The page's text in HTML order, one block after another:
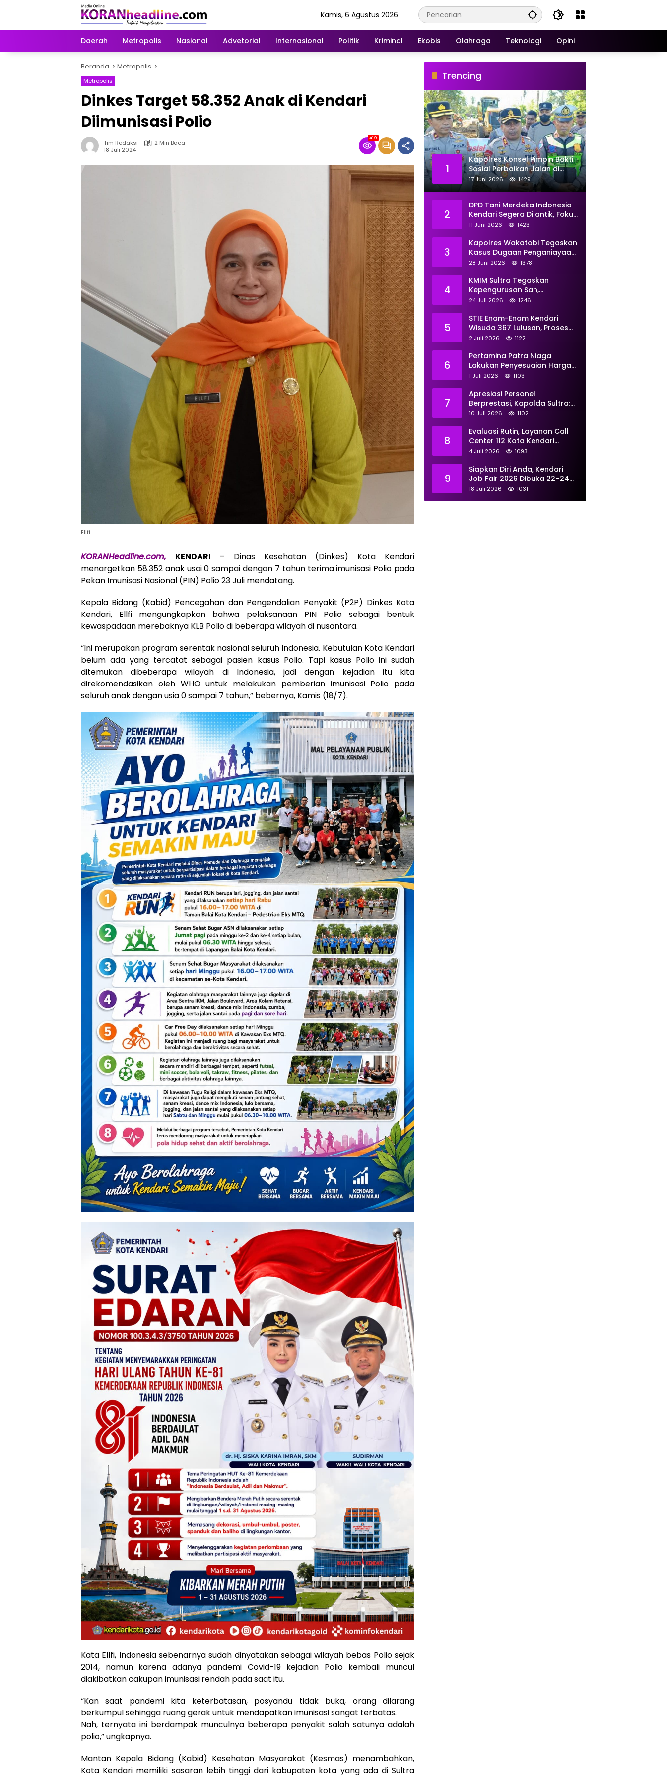
Kamis, 6 Agustus 2026
Daerah Metropolis Nasional Advetorial Internasional Politik Kriminal Ekobis Olahraga Teknologi Opini
Beranda Metropolis
Metropolis
Dinkes Target 58.352 Anak di Kendari
Diimunisasi Polio
Tim Redaksi
2 Min Baca
18 Juli 2024
419
Ellfi
KORANHeadline.com, KENDARI – Dinas Kesehatan (Dinkes) Kota Kendari
menargetkan 58.352 anak usai 0 sampai dengan 7 tahun terima imunisasi Polio pada
Pekan Imunisasi Nasional (PIN) Polio 23 Juli mendatang.
Kepala Bidang (Kabid) Pencegahan dan Pengendalian Penyakit (P2P) Dinkes Kota
Kendari, Ellfi mengungkapkan bahwa pelaksanaan PIN Polio sebagai bentuk
kewaspadaan merebaknya KLB Polio di beberapa wilayah di nusantara.
“Ini merupakan program serentak nasional seluruh Indonesia. Kebutulan Kota Kendari
belum ada yang tercatat sebagai pasien kasus Polio. Tapi kasus Polio ini sudah
ditemukan dibeberapa wilayah di Indonesia, jadi dengan kejadian itu kita
direkomendasikan oleh WHO untuk melakukan pemberian imunisasi Polio pada
seluruh anak dengan usia 0 sampai 7 tahun,” bebernya, Kamis (18/7).
Kata Ellfi, Indonesia sebenarnya sudah dinyatakan sebagai wilayah bebas Polio sejak
2014, namun karena adanya pandemi Covid-19 kejadian Polio kembali muncul
diakibatkan cakupan imunisasi rendah pada saat itu.
“Kan saat pandemi kita keterbatasan, posyandu tidak buka, orang dilarang
berkumpul sehingga ruang gerak untuk mendapatkan imunisasi sangat terbatas.
Nah, ternyata ini berdampak munculnya beberapa penyakit salah satunya adalah
polio,” ungkapnya.
Mantan Kepala Bidang (Kabid) Kesehatan Masyarakat (Kesmas) menambahkan,
Kota Kendari memiliki sasaran lebih tinggi dari kabupaten kota yang ada di Sultra
Trending
1
Kapolres Konsel Pimpin Bakti
Sosial Perbaikan Jalan di
Kecamatan Laeya, 19 Titik
Rusak Siap Ditambal
17 Juni 2026 1429
2
DPD Tani Merdeka Indonesia
Kendari Segera Dilantik, Fokus
Perkuat Pemberdayaan
11 Juni 2026 1423
3
Kapolres Wakatobi Tegaskan
Kasus Dugaan Penganiayaan
Dua Remaja oleh Dua
Profesional
28 Juni 2026 1378
4
KMIM Sultra Tegaskan
Kepengurusan Sah,
Peringatkan Klaim Ketua
24 Juli 2026 1246
5
STIE Enam-Enam Kendari
Wisuda 367 Lulusan, Proses
Transformasi Menuju
Kemendiktisaintek
2 Juli 2026 1122
6
Pertamina Patra Niaga
Lakukan Penyesuaian Harga
BBM Non Subsidi Per 1 Juli
1 Juli 2026 1103
7
Apresiasi Personel
Berprestasi, Kapolda Sultra:
Tunjukkan Kompetensi
10 Juli 2026 1102
8
Evaluasi Rutin, Layanan Call
Center 112 Kota Kendari
Tangani 167 Laporan Selama
4 Juli 2026 1093
9
Siapkan Diri Anda, Kendari
Job Fair 2026 Dibuka 22–24
Juli: Sediakan 700 Lowongan
18 Juli 2026 1031